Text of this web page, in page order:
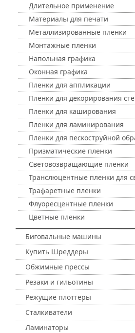
Длительное применение
Материалы для печати
Металлизированные пленки
Монтажные пленки
Напольная графика
Оконная графика
Пленки для аппликации
Пленки для декорирования
Пленки для каширования
Пленки для ламинирования
Пленки для пескоструйной
Призматические пленки
Световозвращающие пленки
Транслюцентные пленки для
Трафаретные пленки
Флуоресцентные пленки
Цветные пленки
Биговальные машины
Купить Шреддеры
Обжимные прессы
Резаки и гильотины
Режущие плоттеры
Сталкиватели
Ламинаторы